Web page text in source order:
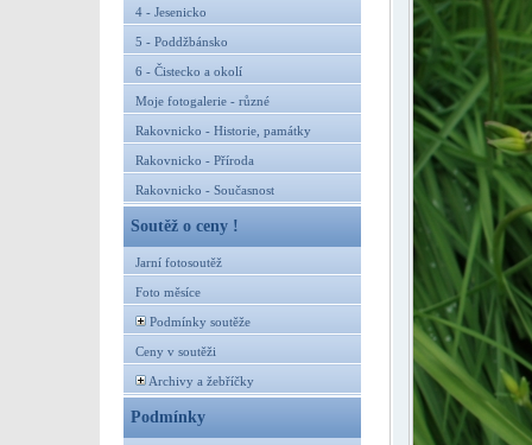
4 - Jesenicko
5 - Poddžbánsko
6 - Čistecko a okolí
Moje fotogalerie - různé
Rakovnicko - Historie, památky
Rakovnicko - Příroda
Rakovnicko - Současnost
Soutěž o ceny !
Jarní fotosoutěž
Foto měsíce
Podmínky soutěže
Ceny v soutěži
Archivy a žebříčky
Podmínky